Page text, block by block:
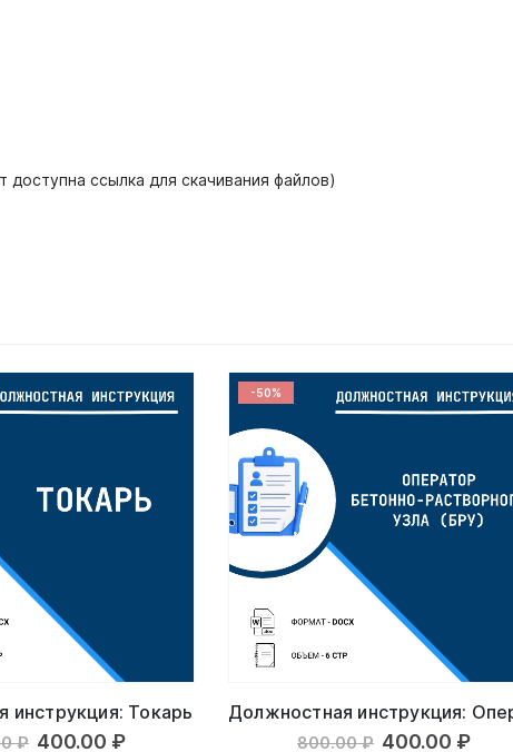
ссылка для скачивания файлов)
инструкция: Токарь
₽ Первоначальная
400.00 ₽Текущая
-50%
800.00₽ 400.00 ₽